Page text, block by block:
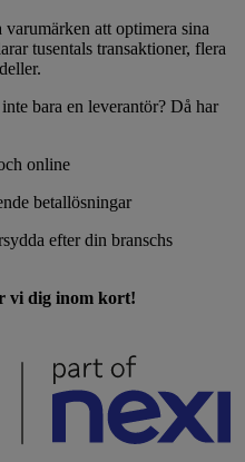
att optimera sina
tusentals transaktioner, flera
bara en leverantör? Då har
online
betallösningar
efter din branschs
vi dig inom kort!